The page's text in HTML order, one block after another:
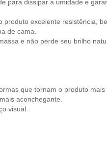
para dissipar a umidade e
excelente resistência,
de cama.
e não perde seu brilho
que tornam o produto mais
aconchegante.
visual.